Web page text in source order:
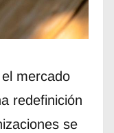
mercado
redefinición
se